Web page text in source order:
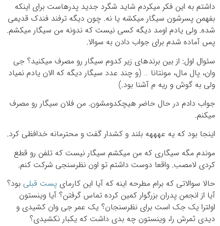
داشتم به این فکر میکردم شاید شگرد جدید پدرهاست برای اینکه
بفهمن پسرشون سیگار میکشه یا نه. چون دیگه ترفند فندک قدیمی
شده. ولی یادم اومد دیگه کسی نیست که ندونه من سیگار میکشم.
پس آماده شدم برای جواب دادن به سوالا.
سئوال اول: از بین برندهای زیر کدوم سیگار رو مصرف میکنید؟ جی
وان، پال مال، مونتانا … (و چند عدد سیگار دیگه که الان یادم نمیاد
ولی به گوش و ریه م آشنا بود.)
جواب دادم در حال حاضر هیچکدومشون. من فلان سیگار رو مصرف
میکنم.
اینجا بود که یه عهههه بلند و کشدار گفت و محترمانه خدافظی کرد.
موندم مگه سیگاری که من میکشم سیگار نیست که تلفن رو قطع
کردی لامصب. واقعا دوست داشتم تو اون نظرسنجی شرکت کنم.
حالا سوالاتی که برام مطرحه اینه که آیا این کارمای پست قبلی بود؟
آیا از انجمن پدران بزرگوار کمین کرده تماس گرفتن؟ آیا وینستون
اولترا یک جک است برای نظرسنجان؟ یک عمر جی وان کشیدی و
دیدی ثمرش را، وینستون چه بدی داشت که یکبار نکشیدی؟